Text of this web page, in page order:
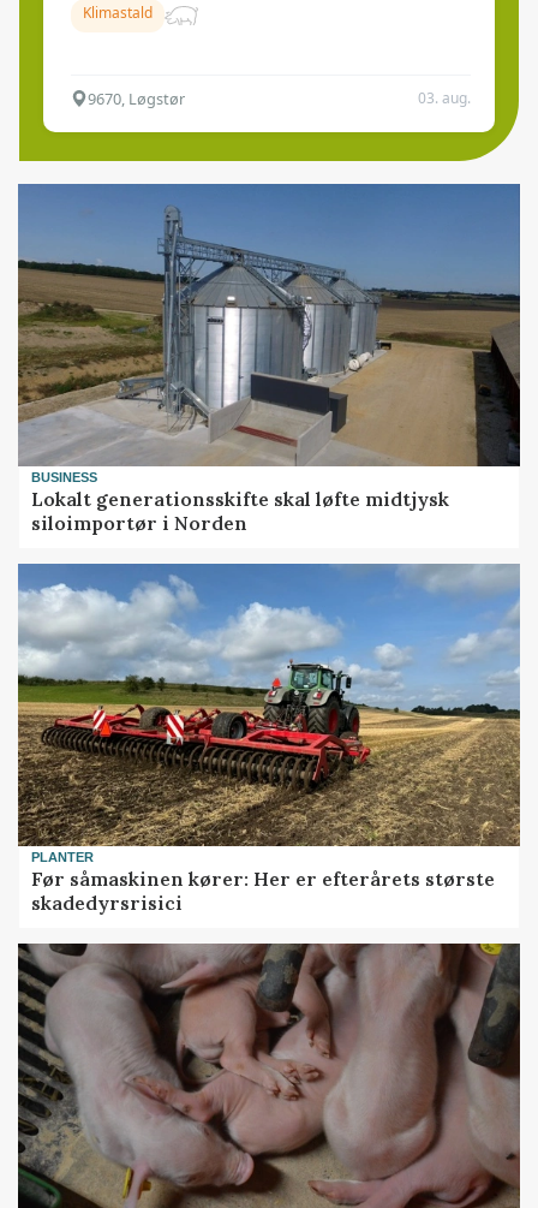
Klimastald
9670, Løgstør 03. aug.
BUSINESS
Lokalt generationsskifte skal løfte midtjysk
siloimportør i Norden
PLANTER
Før såmaskinen kører: Her er efterårets største
skadedyrsrisici